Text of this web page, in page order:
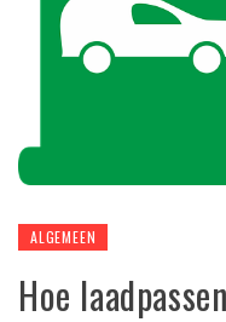
ALGEMEEN
Hoe